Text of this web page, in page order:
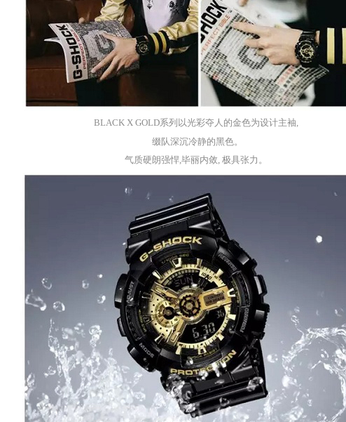
BLACK X GOLD系列以光彩夺人的金色为设计主袖,
缀队深沉冷静的黑色。
气质硬朗强悍,毕丽内敛, 极具张力 。